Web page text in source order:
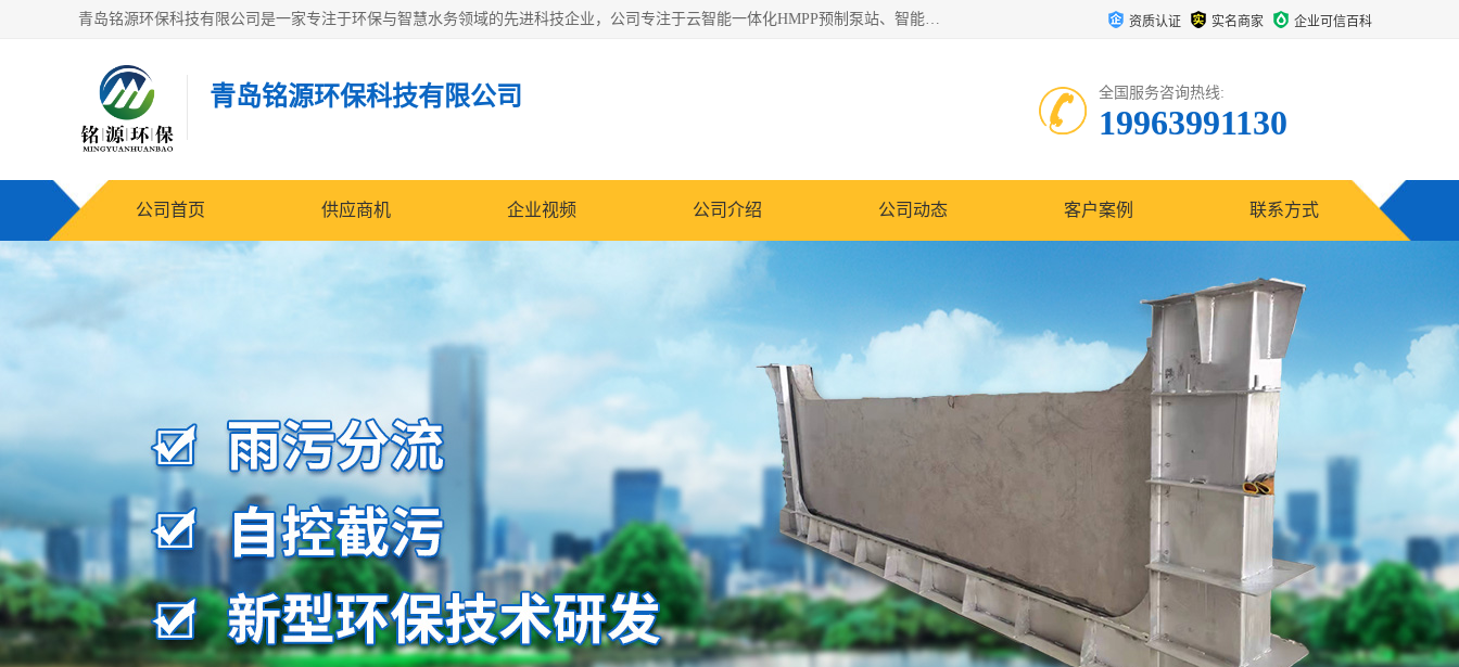
青岛铭源环保科技有限公司是一家专注于环保与智慧水务领域的先进科技企业，公司专注于云智能一体化HMPP预制泵站、智能截流井设备、调蓄池雨洪管理设备、水务循环利用、云智慧水务开发及新型环保技术研发等领域。 资质认证 实名商家 企业可信百科
青岛铭源环保科技有限公司 全国服务咨询热线:
19963991130
公司首页 供应商机 企业视频 公司介绍 公司动态 客户案例 联系方式